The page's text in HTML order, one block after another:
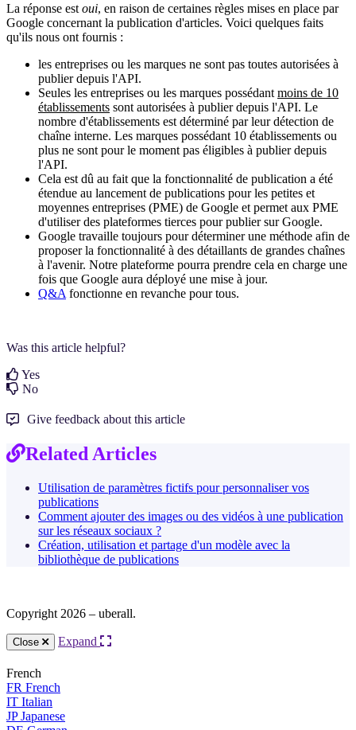
La réponse est oui, en raison de certaines règles mises en place par
Google concernant la publication d'articles. Voici quelques faits
qu'ils nous ont fournis :
les entreprises ou les marques ne sont pas toutes autorisées à
publier depuis l'API.
Seules les entreprises ou les marques possédant moins de 10
établissements sont autorisées à publier depuis l'API. Le
nombre d'établissements est déterminé par leur détection de
chaîne interne. Les marques possédant 10 établissements ou
plus ne sont pour le moment pas éligibles à publier depuis
l'API.
Cela est dû au fait que la fonctionnalité de publication a été
étendue au lancement de publications pour les petites et
moyennes entreprises (PME) de Google et permet aux PME
d'utiliser des plateformes tierces pour publier sur Google.
Google travaille toujours pour déterminer une méthode afin de
proposer la fonctionnalité à des détaillants de grandes chaînes
à l'avenir. Notre plateforme pourra prendre cela en charge une
fois que Google aura déployé une mise à jour.
Q&A ‍ fonctionne en revanche pour tous.
Was this article helpful?
Yes
No
Give feedback about this article
Related Articles
Utilisation de paramètres fictifs pour personnaliser vos
publications
Comment ajouter des images ou des vidéos à une publication
sur les réseaux sociaux ?
Création, utilisation et partage d'un modèle avec la
bibliothèque de publications
Copyright 2026 – uberall.
Close Expand
French
FR French
IT Italian
JP Japanese